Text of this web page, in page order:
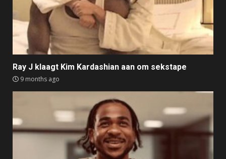
Ray J klaagt Kim Kardashian aan om sekstape
9 months ago